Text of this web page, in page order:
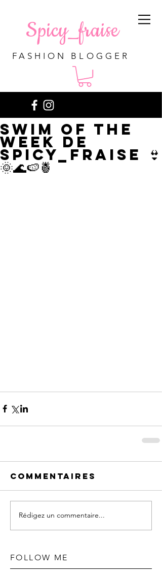
Spicy_fraise
FASHION BLOGGER
FOLLOW ME
Swim of the
week de
Spicy_fraise 👙
🌞🌊🍉🍍
Commentaires
Rédigez un commentaire...